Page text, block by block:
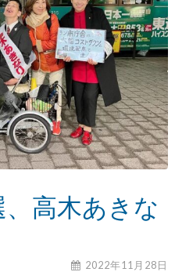
高木あきな
2022年11月28日